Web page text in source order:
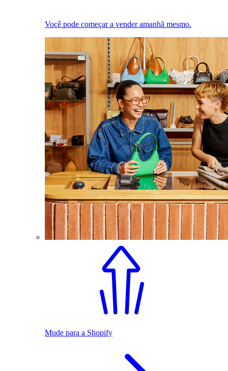
Você pode começar a vender amanhã mesmo.
Mude para a Shopify